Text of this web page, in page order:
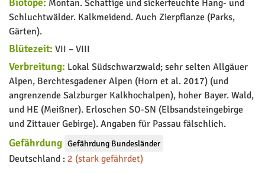
Montan. Schattige und sickerfeuchte Hang- und
Schluchtwälder. Kalkmeidend. Auch Zierpflanze (Parks,
Gärten).
Blütezeit: VII – VIII
Verbreitung: Lokal Südschwarzwald; sehr selten Allgäuer
Alpen, Berchtesgadener Alpen (Horn et al. 2017) (und
angrenzende Salzburger Kalkhochalpen), hoher Bayer. Wald,
und HE (Meißner). Erloschen SO-SN (Elbsandsteingebirge
und Zittauer Gebirge). Angaben für Passau fälschlich.
Gefährdung Gefährdung Bundesländer
Deutschland : 2 (stark gefährdet)